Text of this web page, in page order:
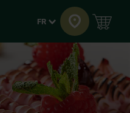
Langue
FR